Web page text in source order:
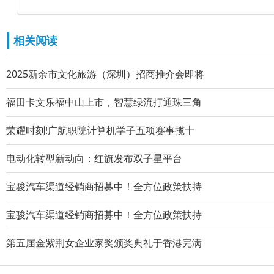
相关阅读
2025新余市文化旅游（深圳）招商推介会即将
福田卡文乐福中山上市，智慧绿流打通珠三角
荣耀时刻!广航职院计算机学子五项赛事揽十
电动化转型新动向：红旗发布双子星平台
宝骏汽车渠道经销商招募中！全方位政策扶持
宝骏汽车渠道经销商招募中！全方位政策扶持
第五届金紫荆女企业家奖颁奖典礼于香港完满